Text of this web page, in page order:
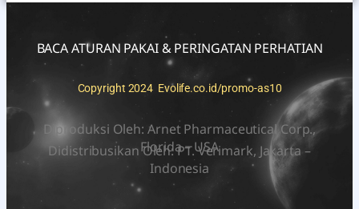
BACA ATURAN PAKAI & PERINGATAN PERHATIAN
Copyright 2024 Evolife.co.id/promo-as10
Diproduksi Oleh: Arnet Pharmaceutical Corp.,
Florida – USA
Didistribusikan Oleh: PT. Verimark, Jakarta –
Indonesia